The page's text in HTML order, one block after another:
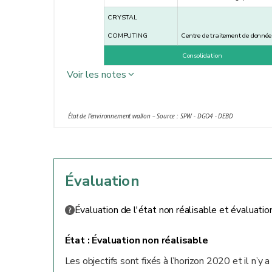
CRYSTAL
COMPUTING
Centre de traitement de
Consolidation
Voir les notes
comparent la situation réelle à une situation
État de l'environnement wallon – Source : SPW - DGO4 - DEBD
Évaluation
Évaluation de l'état non réalisable et
État : Évaluation non réalisable
Les objectifs sont fixés à l’horizon 2020 et il n’y